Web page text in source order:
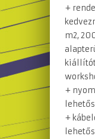
+
m2,
+
+